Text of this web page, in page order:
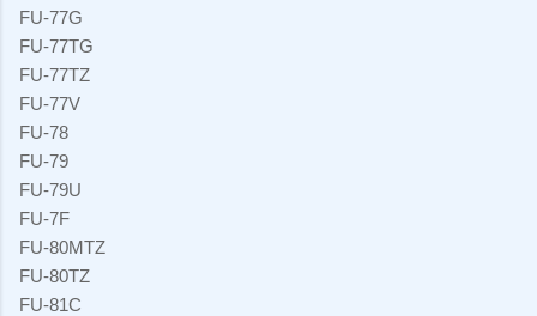
FU-77G
FU-77TG
FU-77TZ
FU-77V
FU-78
FU-79
FU-79U
FU-7F
FU-80MTZ
FU-80TZ
FU-81C